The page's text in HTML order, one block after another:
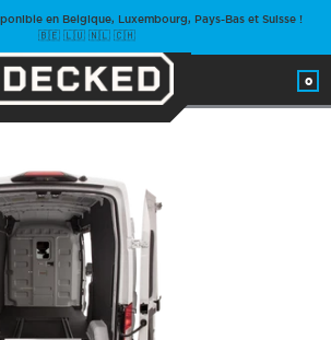
en Belgique, Luxembourg, Pays-Bas et Suisse !
🇧🇪 🇱🇺 🇳🇱 🇨🇭
0